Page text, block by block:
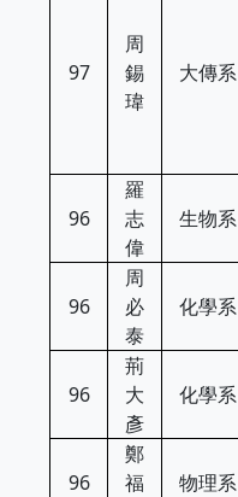
97
周
錫
瑋
大傳系
96
羅
志
偉
生物系
96
周
必
泰
化學系
96
荊
大
彥
化學系
96
鄭
福
物理系